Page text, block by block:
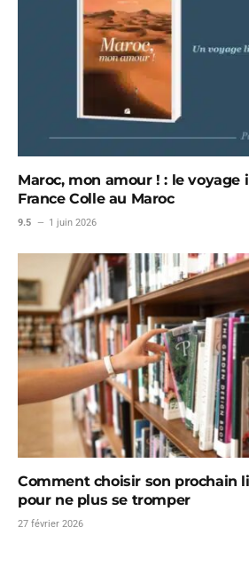
Maroc, mon amour ! : le
France Colle au Maroc
9.5 1 juin 2026
Comment choisir son prochain
pour ne plus se tromper
27 février 2026